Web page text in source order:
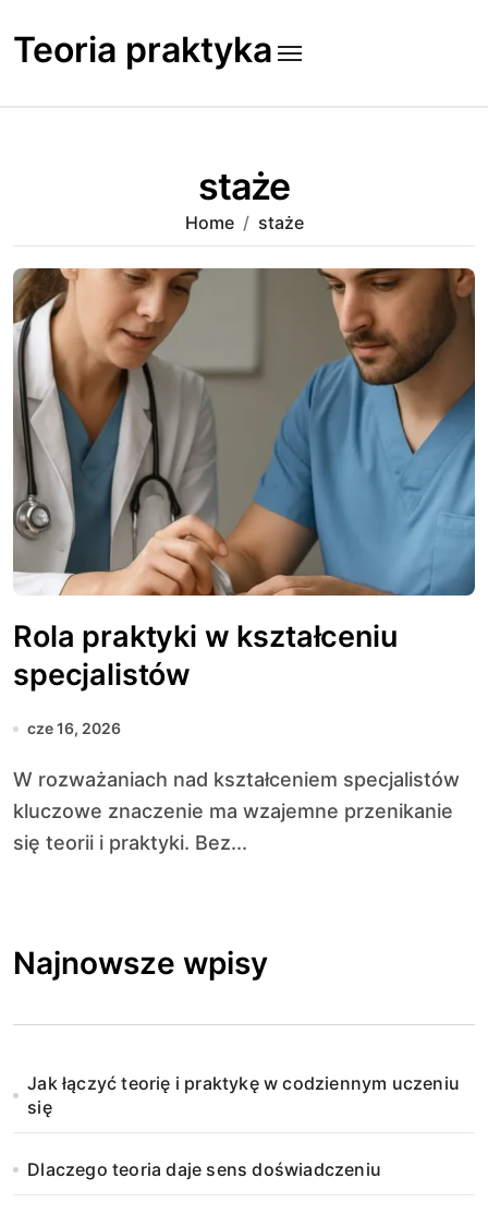
to
content
Teoria praktyka
staże
Home staże
Rola praktyki w kształceniu
specjalistów
cze 16, 2026
W rozważaniach nad kształceniem specjalistów
kluczowe znaczenie ma wzajemne przenikanie
się teorii i praktyki. Bez...
Najnowsze wpisy
Jak łączyć teorię i praktykę w codziennym uczeniu
się
Dlaczego teoria daje sens doświadczeniu